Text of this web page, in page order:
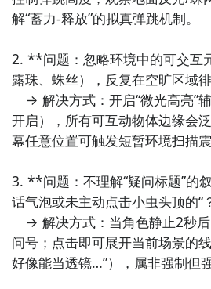
步骤1：点击下载九游APP；
步骤2：进入APP搜索“偶是只虫”
动,礼包,开测和开放下载的提醒；
玩新游 上九
通过上面的游戏介绍和图片，可
呢？不用担心，目前九游客户端
了，通过在九游APP中搜索“偶是
【订阅】或者是【开测提醒】，
先的下载机会了咯！
九游APP
玩新游 上九
解“蓄力-释放”的拟真弹跳机制。
2. **问题：忽略环境中的可交互
露珠、蛛丝），反复在空旷区域
→ 解决方式：开启“微光高亮”
开启），所有可互动物体边缘会
幕任意位置可触发短暂环境扫描震
3. **问题：不理解“疑问标题”的
话气泡或未主动点击小虫头顶的“
→ 解决方式：当角色静止2秒
问号；点击即可展开当前场景的
好像能当透镜…”），属非强制但